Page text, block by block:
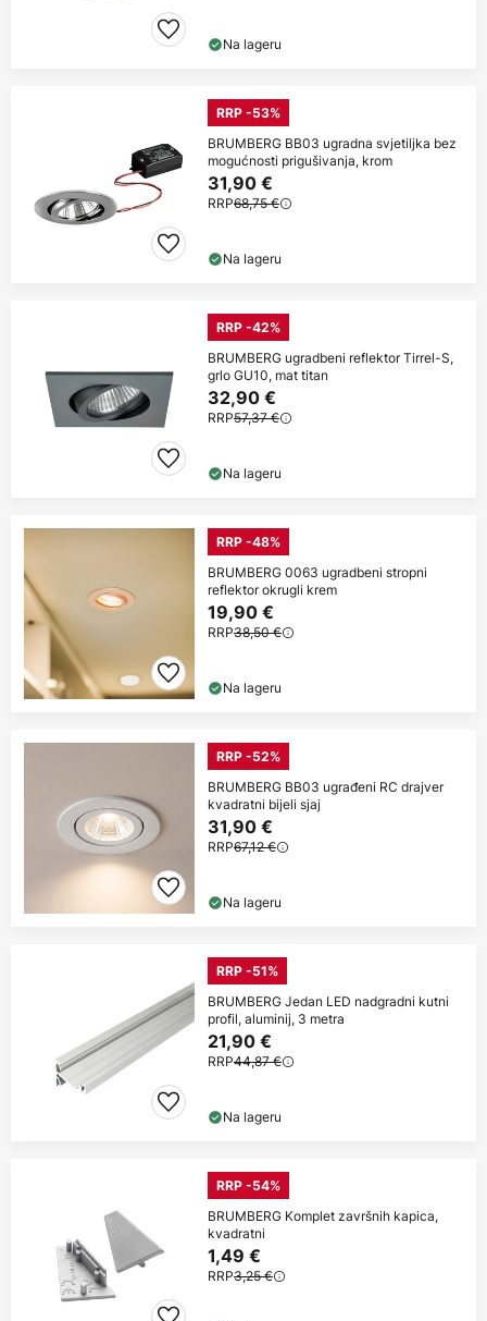
Na lageru
RRP -53%
BRUMBERG BB03 ugradna svjetiljka bez
mogućnosti prigušivanja, krom
31,90 €
RRP68,75 €
Na lageru
RRP -42%
BRUMBERG ugradbeni reflektor Tirrel-S,
grlo GU10, mat titan
32,90 €
RRP57,37 €
Na lageru
RRP -48%
BRUMBERG 0063 ugradbeni stropni
reflektor okrugli krem
19,90 €
RRP38,50 €
Na lageru
RRP -52%
BRUMBERG BB03 ugrađeni RC drajver
kvadratni bijeli sjaj
31,90 €
RRP67,12 €
Na lageru
RRP -51%
BRUMBERG Jedan LED nadgradni kutni
profil, aluminij, 3 metra
21,90 €
RRP44,87 €
Na lageru
RRP -54%
BRUMBERG Komplet završnih kapica,
kvadratni
1,49 €
RRP3,25 €